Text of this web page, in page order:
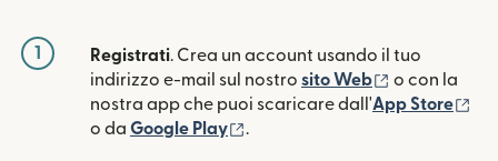
1 Registrati. Crea un account usando il tuo
indirizzo e-mail sul nostro sito Web (si apre in
o con la
nostra app che puoi scaricare dall'App Store
o da Google Play (si apre in una nuova finestra)
.